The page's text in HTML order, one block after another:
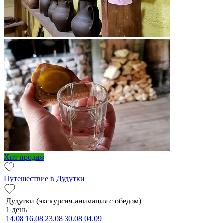
Хит продаж
Путешествие в Дудутки
Дудутки (экскурсия-анимация с обедом)
1 день
14.08 16.08 23.08 30.08 04.09